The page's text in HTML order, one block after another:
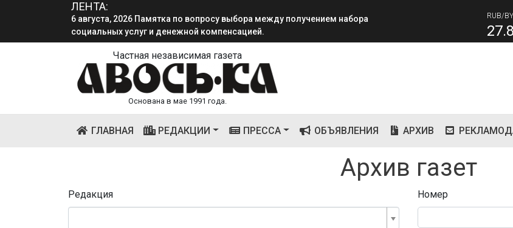
ЛЕНТА:
6 августа, 2026 Памятка по вопросу выбора между получением набора
социальных услуг и денежной компенсацией.
RUB/
Частная независимая газета
Основана в мае 1991 года.
ГЛАВНАЯ(CURRENT)РЕДАКЦИИ ПРЕССА ОБЪЯВЛЕНИЯ АРХИВ
Архив газет
Редакция Номер